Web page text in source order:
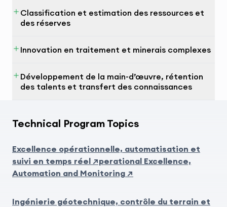
Classification et estimation des ressources et
des réserves
Innovation en traitement et minerais complexes
Développement de la main-d’œuvre, rétention
des talents et transfert des connaissances
Technical Program Topics
Excellence opérationnelle, automatisation et
suivi en temps réel ↗perational Excellence,
Automation and Monitoring ↗
Ingénierie géotechnique, contrôle du terrain et